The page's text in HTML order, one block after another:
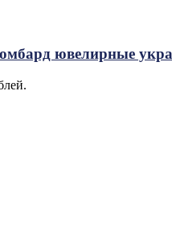
ювелирные